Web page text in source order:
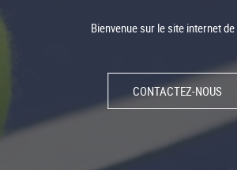
Bienvenue sur le site internet de
CONTACTEZ-NOUS